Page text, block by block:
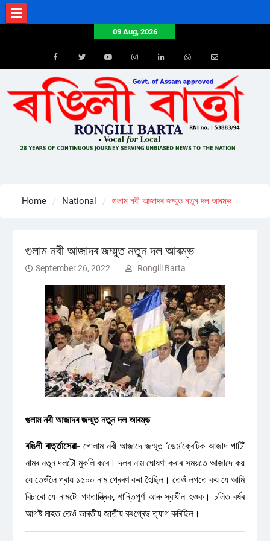
Skip
to
09 Aug, 2026
FacebookTwitterYoutube Email
Home National গুলাম নবী আজাদৰ জম্মুত নতুন দল আৰম্ভ
গুলাম নবী আজাদৰ জম্মুত নতুন দল আৰম্ভ
September 26, 2022 Rongili Barta
গুলাম নবী আজাদৰ জম্মুত নতুন দল আৰম্ভ
ৰঙিলী বাৰ্ত্তাসেৱা-গোলাম নবী আজাদে জম্মুত ‘ডেম’ক্ৰেটিক আজাদ পাৰ্টি’
নামৰ নতুন দলটো মুকলি কৰে। দলৰ নাম ঘোষণা কৰাৰ সময়তে আজাদে কয়
যে তেওঁলৈ প্ৰায় ১৫০০ নাম প্ৰেৰণ কৰা হৈছিল। তেওঁ লগতে কয় যে আমি
বিচাৰো যে নামটো গণতান্ত্ৰিক, শান্তিপূৰ্ণ আৰু স্বাধীন হওক। চলিত বৰ্ষৰ
আগষ্ট মাহত তেওঁ ভাৰতীয় জাতীয় কংগ্ৰেছ ত্যাগ কৰিছিল।